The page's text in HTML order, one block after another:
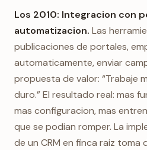
Los 2010: Integracion con
automatizacion. Las
publicaciones de portales,
automaticamente, enviar
propuesta de valor: “Trabaje
duro.” El resultado real: mas
mas configuracion, mas
que se podian romper. La
de un CRM en finca raiz toma